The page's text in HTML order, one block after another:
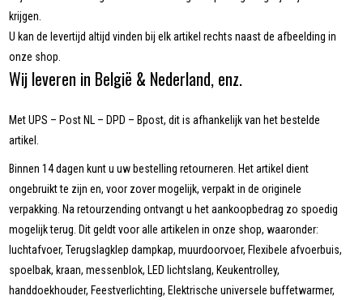
krijgen.
U kan de levertijd altijd vinden bij elk artikel rechts naast de afbeelding in
onze shop.
Wij leveren in België & Nederland, enz.
Met UPS – Post NL – DPD – Bpost, dit is afhankelijk van het bestelde
artikel.
Binnen 14 dagen kunt u uw bestelling retourneren. Het artikel dient
ongebruikt te zijn en, voor zover mogelijk, verpakt in de originele
verpakking. Na retourzending ontvangt u het aankoopbedrag zo spoedig
mogelijk terug. Dit geldt voor alle artikelen in onze shop, waaronder:
luchtafvoer, Terugslagklep dampkap, muurdoorvoer, Flexibele afvoerbuis,
spoelbak, kraan, messenblok, LED lichtslang, Keukentrolley,
handdoekhouder, Feestverlichting, Elektrische universele buffetwarmer,